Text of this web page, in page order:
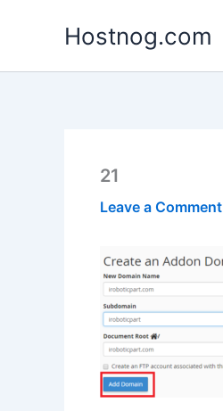
Hostnog.com
21
Leave a Comment